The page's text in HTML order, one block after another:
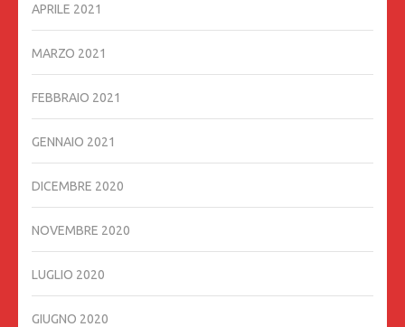
APRILE 2021
MARZO 2021
FEBBRAIO 2021
GENNAIO 2021
DICEMBRE 2020
NOVEMBRE 2020
LUGLIO 2020
GIUGNO 2020